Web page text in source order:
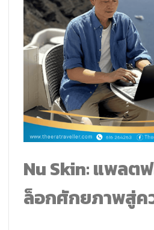
Nu Skin: แพลต
ล็อกศักยภาพสู่ค